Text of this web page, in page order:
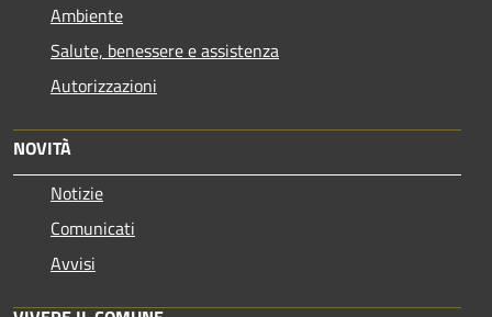
Ambiente
Salute, benessere e assistenza
Autorizzazioni
NOVITÀ
Notizie
Comunicati
Avvisi